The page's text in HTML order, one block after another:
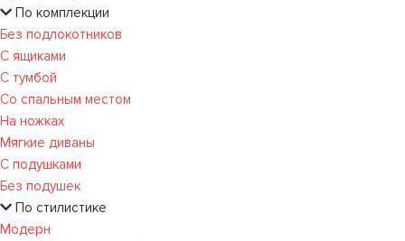
По комплекции
Без подлокотников
С ящиками
С тумбой
Со спальным местом
На ножках
Мягкие диваны
С подушками
Без подушек
По стилистике
Модерн